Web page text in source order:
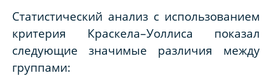
Статистический анализ с использованием
критерия Краскела–Уоллиса показал
следующие значимые различия между
группами: